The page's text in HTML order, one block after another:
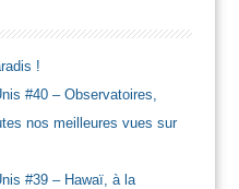
!
#40 – Observatoires,
nos meilleures vues sur
#39 – Hawaï, à la